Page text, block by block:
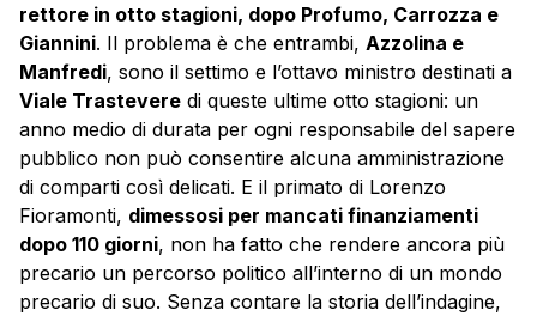
rettore in otto stagioni, dopo Profumo, Carrozza e
Giannini. Il problema è che entrambi, Azzolina e
Manfredi, sono il settimo e l’ottavo ministro destinati a
Viale Trastevere di queste ultime otto stagioni: un
anno medio di durata per ogni responsabile del sapere
pubblico non può consentire alcuna amministrazione
di comparti così delicati. E il primato di Lorenzo
Fioramonti, dimessosi per mancati finanziamenti
dopo 110 giorni, non ha fatto che rendere ancora più
precario un percorso politico all’interno di un mondo
precario di suo. Senza contare la storia dell’indagine,